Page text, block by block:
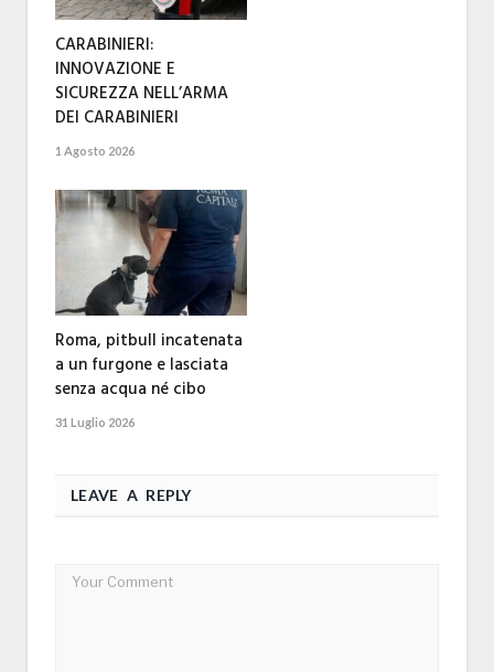
CARABINIERI:
INNOVAZIONE E
SICUREZZA NELL’ARMA
DEI CARABINIERI
1 Agosto 2026
Roma, pitbull incatenata
a un furgone e lasciata
senza acqua né cibo
31 Luglio 2026
LEAVE A REPLY